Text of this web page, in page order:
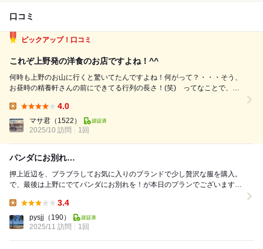
口コミ
ピックアップ！口コミ
これぞ上野発の洋食のお店ですよね！^^
何時も上野のお山に行くと驚いてたんですよね！何がって？・・・そう、
お昼時の精養軒さんの前にできてる行列の長さ！(笑) ってなことで、い
エイヤ！っとばかりに初訪問でした。^^； ＊ 外観写真を見ていただけ
るとその人数の多さがわ...
4.0
マサ君 （1522）
2025/10 訪問
1回
パンダにお別れ…
押上近辺を、ブラブラしてお気に入りのブランドで少し贅沢な服を購入。
で、最後は上野にでてパンダにお別れを！が本日のプランでございます。
3.4
pysjj （190）
2025/11 訪問
1回